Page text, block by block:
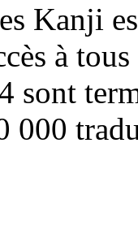
Kanji
à
sont
000